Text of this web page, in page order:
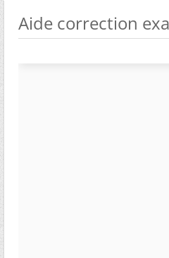
Aide correction